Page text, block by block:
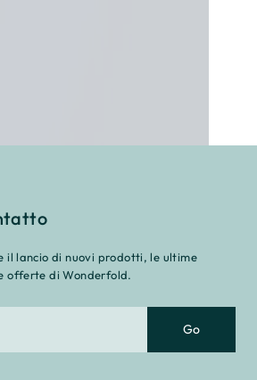
il lancio di nuovi prodotti, le ultime
offerte di Wonderfold.
Go